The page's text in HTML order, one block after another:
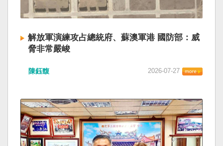
解放軍演練攻占總統府、蘇澳軍港 國防部：威
脅非常嚴峻
陳鈺馥 2026-07-27